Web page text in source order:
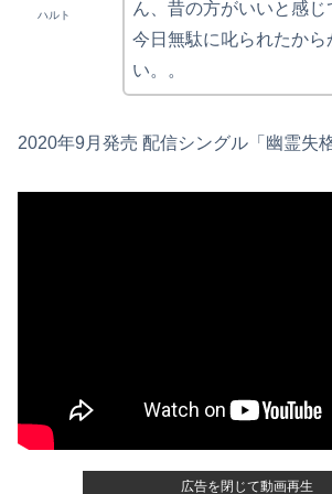
ハルト
ん、昔の方がいいと感じ
今日無駄に叱られたから
い。。
2020年9月発売 配信シングル「幽霊失格
広告を閉じて動画再生